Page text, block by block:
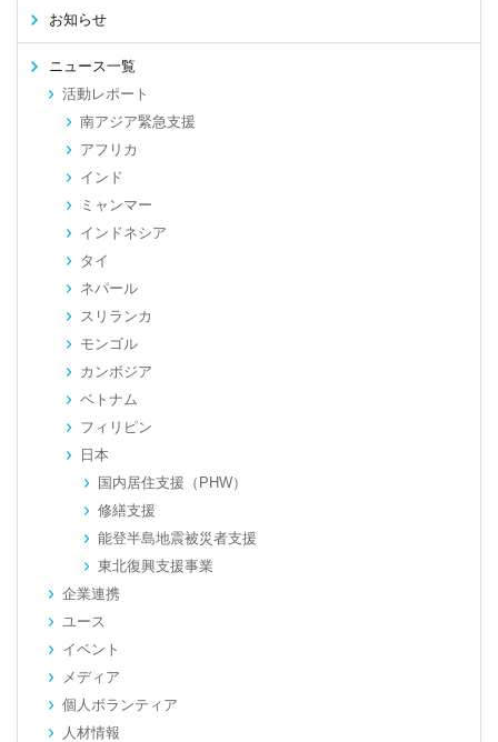
お知らせ
ニュース一覧
活動レポート
南アジア緊急支援
アフリカ
インド
ミャンマー
インドネシア
タイ
ネパール
スリランカ
モンゴル
カンボジア
ベトナム
フィリピン
日本
国内居住支援（PHW）
修繕支援
能登半島地震被災者支援
東北復興支援事業
企業連携
ユース
イベント
メディア
個人ボランティア
人材情報